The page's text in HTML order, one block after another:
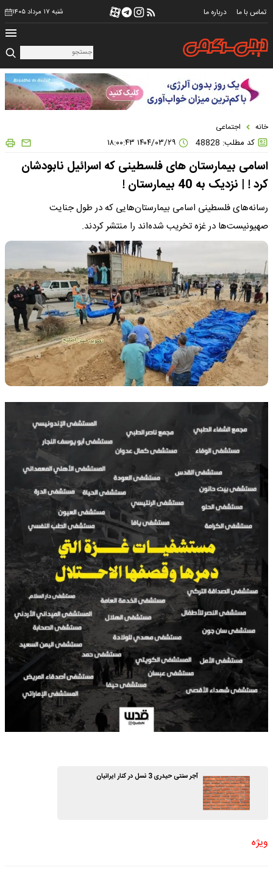
تماس با ما درباره ما شنبه ۱۷ مرداد ۱۴۰۵
خانه اجتماعی
کد مطلب: 48828
اسامی بیمارستان های فلسطینی که اسرائیل نابودشان
کرد ! | نزدیک به 40 بیمارستان !
رسانه‌های فلسطینی اسامی بیمارستان‌هایی که در طول جنایت
صهیونیست‌ها در غزه تخریب شده‌اند را منتشر کردند.
آجر سنتی حیدری 3 نسل در کنار ایرانیان
ویژه